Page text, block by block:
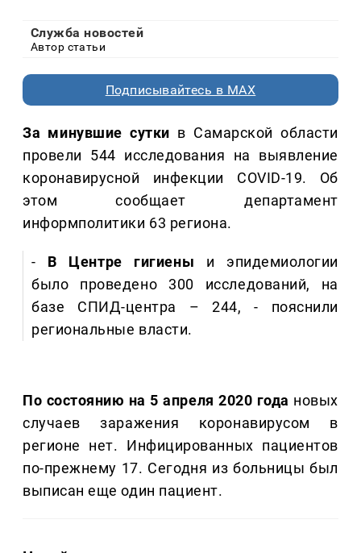
Служба новостей
Автор статьи
Подписывайтесь в MAX
За минувшие сутки в Самарской области
провели 544 исследования на выявление
коронавирусной инфекции COVID-19. Об
этом сообщает департамент
информполитики 63 региона.
- В Центре гигиены и эпидемиологии
было проведено 300 исследований, на
базе СПИД-центра – 244, - пояснили
региональные власти.
По состоянию на 5 апреля 2020 года новых
случаев заражения коронавирусом в
регионе нет. Инфицированных пациентов
по-прежнему 17. Сегодня из больницы был
выписан еще один пациент.